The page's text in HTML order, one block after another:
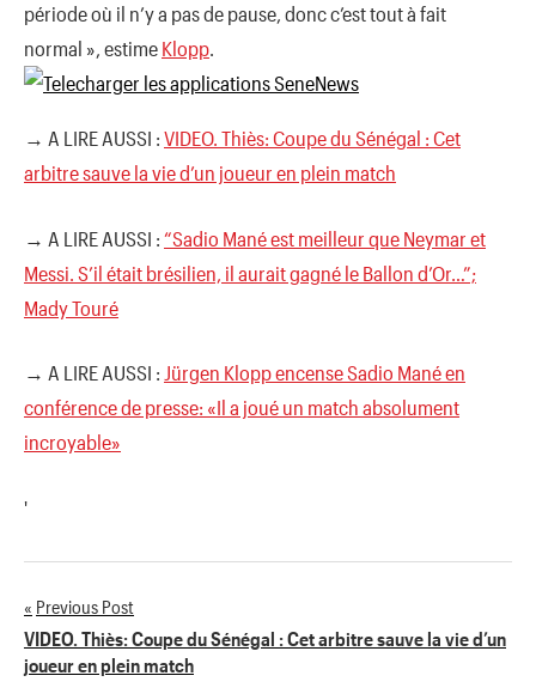
période où il n’y a pas de pause, donc c’est tout à fait
normal », estime Klopp.
→ A LIRE AUSSI : VIDEO. Thiès: Coupe du Sénégal : Cet
arbitre sauve la vie d’un joueur en plein match
→ A LIRE AUSSI : “Sadio Mané est meilleur que Neymar et
Messi. S’il était brésilien, il aurait gagné le Ballon d’Or…”;
Mady Touré
→ A LIRE AUSSI : Jürgen Klopp encense Sadio Mané en
conférence de presse: «Il a joué un match absolument
incroyable»
'
Navigation
de
Previous Post
VIDEO. Thiès: Coupe du Sénégal : Cet arbitre sauve la vie d’un
joueur en plein match